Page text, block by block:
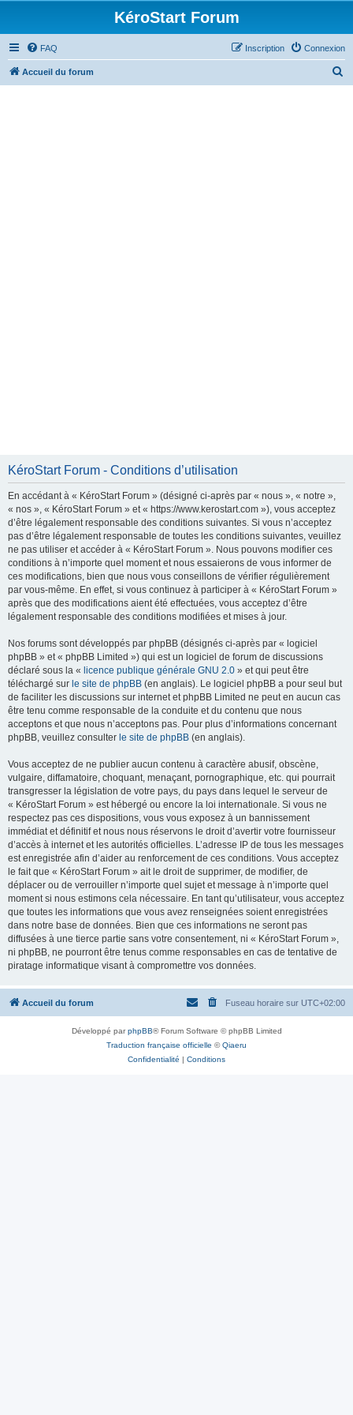
KéroStart Forum
FAQ Connexion
Inscription
Accueil du forum
KéroStart Forum - Conditions d’utilisation
En accédant à « KéroStart Forum » (désigné ci-après par « nous », « notre »,
« nos », « KéroStart Forum » et « https://www.kerostart.com »), vous acceptez
d’être légalement responsable des conditions suivantes. Si vous n’acceptez
pas d’être légalement responsable de toutes les conditions suivantes, veuillez
ne pas utiliser et accéder à « KéroStart Forum ». Nous pouvons modifier ces
conditions à n’importe quel moment et nous essaierons de vous informer de
ces modifications, bien que nous vous conseillons de vérifier régulièrement
par vous-même. En effet, si vous continuez à participer à « KéroStart Forum »
après que des modifications aient été effectuées, vous acceptez d’être
légalement responsable des conditions modifiées et mises à jour.
Nos forums sont développés par phpBB (désignés ci-après par « logiciel
phpBB » et « phpBB Limited ») qui est un logiciel de forum de discussions
déclaré sous la « licence publique générale GNU 2.0 » et qui peut être
téléchargé sur le site de phpBB (en anglais). Le logiciel phpBB a pour seul but
de faciliter les discussions sur internet et phpBB Limited ne peut en aucun cas
être tenu comme responsable de la conduite et du contenu que nous
acceptons et que nous n’acceptons pas. Pour plus d’informations concernant
phpBB, veuillez consulter le site de phpBB (en anglais).
Vous acceptez de ne publier aucun contenu à caractère abusif, obscène,
vulgaire, diffamatoire, choquant, menaçant, pornographique, etc. qui pourrait
transgresser la législation de votre pays, du pays dans lequel le serveur de
« KéroStart Forum » est hébergé ou encore la loi internationale. Si vous ne
respectez pas ces dispositions, vous vous exposez à un bannissement
immédiat et définitif et nous nous réservons le droit d’avertir votre fournisseur
d’accès à internet et les autorités officielles. L’adresse IP de tous les messages
est enregistrée afin d’aider au renforcement de ces conditions. Vous acceptez
le fait que « KéroStart Forum » ait le droit de supprimer, de modifier, de
déplacer ou de verrouiller n’importe quel sujet et message à n’importe quel
moment si nous estimons cela nécessaire. En tant qu’utilisateur, vous acceptez
que toutes les informations que vous avez renseignées soient enregistrées
dans notre base de données. Bien que ces informations ne seront pas
diffusées à une tierce partie sans votre consentement, ni « KéroStart Forum »,
ni phpBB, ne pourront être tenus comme responsables en cas de tentative de
piratage informatique visant à compromettre vos données.
Accueil du forum Fuseau horaire sur UTC+02:00
Développé parphpBB® Forum Software © phpBB Limited
Traduction française officielle ©Qiaeru
Confidentialité | Conditions